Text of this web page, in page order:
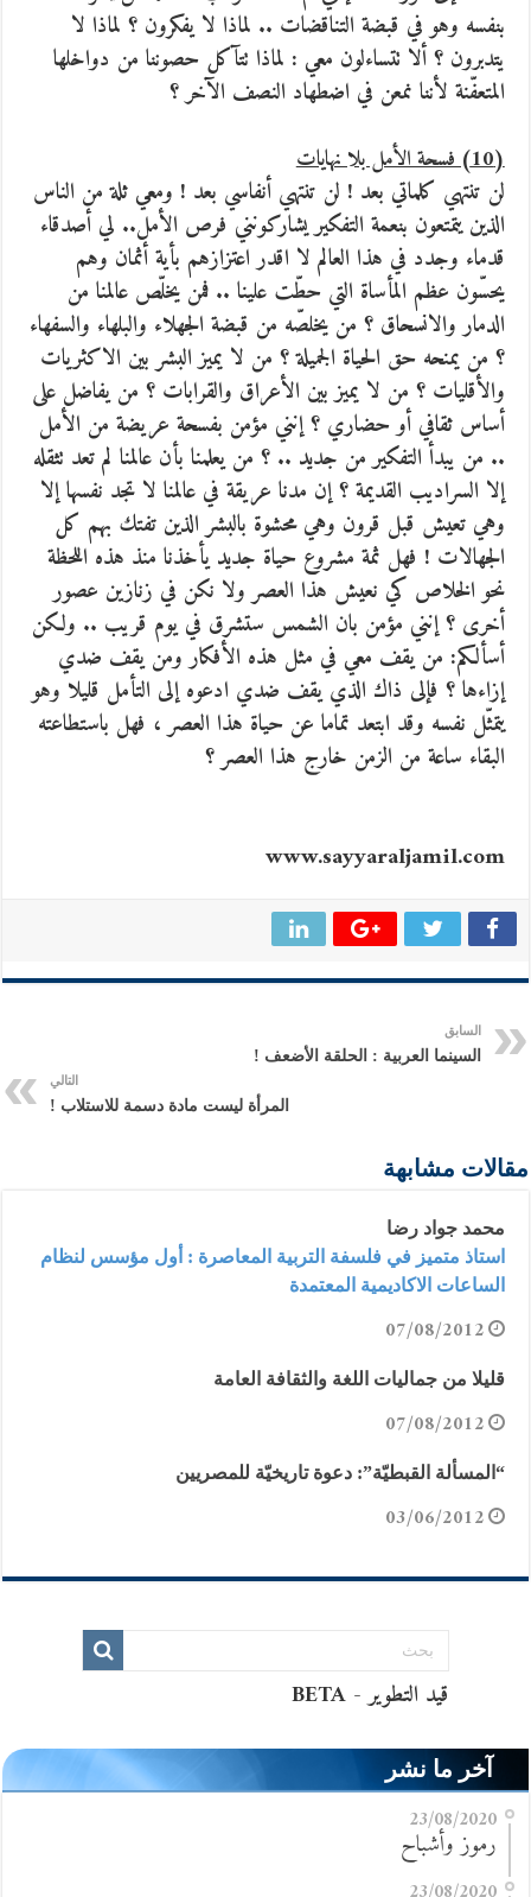
بنفسه وهو في قبضة التناقضات .. لماذا لا يفكرون ؟ لماذا لا
يتدبرون ؟ ألا تتساءلون معي : لماذا تتآكل حصوننا من دواخلها
المتعفّنة لأننا نمعن في اضطهاد النصف الآخر ؟
(10) فسحة الأمل بلا نهايات
لن تنتهي كلماتي بعد ! لن تنتهي أنفاسي بعد ! ومعي ثلة من الناس
الذين يتمتعون بنعمة التفكير يشاركونني فرص الأمل.. لي أصدقاء
قدماء وجدد في هذا العالم لا اقدر اعتزازهم بأية أثمان وهم
يحسّون عظم المأساة التي حطّت علينا .. فمن يخلّص عالمنا من
الدمار والانسحاق ؟ من يخلصّه من قبضة الجهلاء والبلهاء والسفهاء
؟ من يمنحه حق الحياة الجميلة ؟ من لا يميز البشر بين الاكثريات
والأقليات ؟ من لا يميز بين الأعراق والقرابات ؟ من يفاضل على
أساس ثقافي أو حضاري ؟ إنني مؤمن بفسحة عريضة من الأمل
.. من يبدأ التفكير من جديد .. ؟ من يعلمنا بأن عالمنا لم تعد تثقله
إلا السراديب القديمة ؟ إن مدنا عريقة في عالمنا لا تجد نفسها إلا
وهي تعيش قبل قرون وهي محشوة بالبشر الذين تفتك بهم كل
الجهالات ! فهل ثمة مشروع حياة جديد يأخذنا منذ هذه اللحظة
نحو الخلاص كي نعيش هذا العصر ولا نكن في زنازين عصور
أخرى ؟ إنني مؤمن بان الشمس ستشرق في يوم قريب .. ولكن
أسألكم: من يقف معي في مثل هذه الأفكار ومن يقف ضدي
إزاءها ؟ فإلى ذاك الذي يقف ضدي ادعوه إلى التأمل قليلا وهو
يتمثّل نفسه وقد ابتعد تماما عن حياة هذا العصر ، فهل باستطاعته
البقاء ساعة من الزمن خارج هذا العصر ؟
www.sayyaraljamil.com
السابق
السينما العربية : الحلقة الأضعف !
التالي
المرأة ليست مادة دسمة للاستلاب !
مقالات مشابهة
محمد جواد رضا
استاذ متميز في فلسفة التربية المعاصرة : أول مؤسس لنظام
الساعات الاكاديمية المعتمدة
07/08/2012
قليلا من جماليات اللغة والثقافة العامة
07/08/2012
“المسألة القبطيّة”: دعوة تاريخيّة للمصريين
03/06/2012
آخر ما نشر
23/08/2020
رموز وأشباح